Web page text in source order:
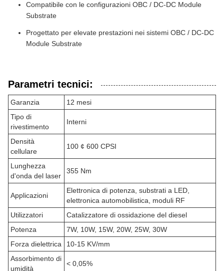
Compatibile con le configurazioni OBC / DC-DC Module
Substrate
Progettato per elevate prestazioni nei sistemi OBC / DC-DC
Module Substrate
Parametri tecnici:
Garanzia
12 mesi
Tipo di
rivestimento
Interni
Densità
cellulare
100 ¢ 600 CPSI
Lunghezza
d'onda del laser
355 Nm
Applicazioni
Elettronica di potenza, substrati a LED,
elettronica automobilistica, moduli RF
Utilizzatori
Catalizzatore di ossidazione del diesel
Potenza
7W, 10W, 15W, 20W, 25W, 30W
Forza dielettrica
10-15 KV/mm
Assorbimento di
umidità
< 0,05%